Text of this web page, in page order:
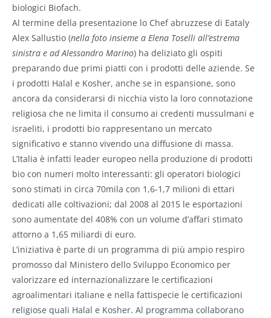
biologici Biofach.
Al termine della presentazione lo Chef abruzzese di Eataly
Alex Sallustio (nella foto insieme a Elena Toselli all’estrema
sinistra e ad Alessandro Marino) ha deliziato gli ospiti
preparando due primi piatti con i prodotti delle aziende. Se
i prodotti Halal e Kosher, anche se in espansione, sono
ancora da considerarsi di nicchia visto la loro connotazione
religiosa che ne limita il consumo ai credenti mussulmani e
israeliti, i prodotti bio rappresentano un mercato
significativo e stanno vivendo una diffusione di massa.
L’Italia è infatti leader europeo nella produzione di prodotti
bio con numeri molto interessanti: gli operatori biologici
sono stimati in circa 70mila con 1,6-1,7 milioni di ettari
dedicati alle coltivazioni; dal 2008 al 2015 le esportazioni
sono aumentate del 408% con un volume d’affari stimato
attorno a 1,65 miliardi di euro.
L’iniziativa è parte di un programma di più ampio respiro
promosso dal Ministero dello Sviluppo Economico per
valorizzare ed internazionalizzare le certificazioni
agroalimentari italiane e nella fattispecie le certificazioni
religiose quali Halal e Kosher. Al programma collaborano